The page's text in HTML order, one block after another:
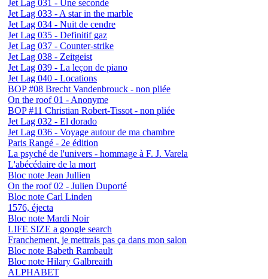
Jet Lag 031 - Une seconde
Jet Lag 033 - A star in the marble
Jet Lag 034 - Nuit de cendre
Jet Lag 035 - Definitif gaz
Jet Lag 037 - Counter-strike
Jet Lag 038 - Zeitgeist
Jet Lag 039 - La leçon de piano
Jet Lag 040 - Locations
BOP #08 Brecht Vandenbrouck - non pliée
On the roof 01 - Anonyme
BOP #11 Christian Robert-Tissot - non pliée
Jet Lag 032 - El dorado
Jet Lag 036 - Voyage autour de ma chambre
Paris Rangé - 2e édition
La psyché de l'univers - hommage à F. J. Varela
L'abécédaire de la mort
Bloc note Jean Jullien
On the roof 02 - Julien Duporté
Bloc note Carl Linden
1576, éjecta
Bloc note Mardi Noir
LIFE SIZE a google search
Franchement, je mettrais pas ça dans mon salon
Bloc note Babeth Rambault
Bloc note Hilary Galbreaith
ALPHABET